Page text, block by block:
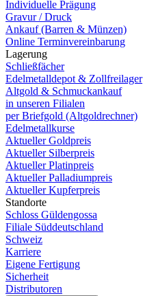
Individuelle Prägung
Gravur / Druck
Ankauf (Barren & Münzen)
Online Terminvereinbarung
Lagerung
Schließfächer
Edelmetalldepot & Zollfreilager
Altgold & Schmuckankauf
in unseren Filialen
per Briefgold (Altgoldrechner)
Edelmetallkurse
Aktueller Goldpreis
Aktueller Silberpreis
Aktueller Platinpreis
Aktueller Palladiumpreis
Aktueller Kupferpreis
Standorte
Schloss Güldengossa
Filiale Süddeutschland
Schweiz
Karriere
Eigene Fertigung
Sicherheit
Distributoren